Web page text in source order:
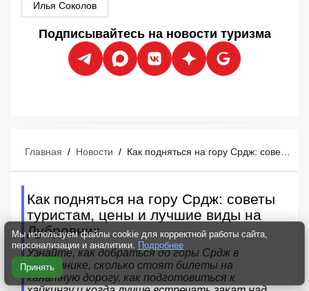
Илья Соколов
Подписывайтесь на новости туризма
Главная / Новости /
Как подняться на гору Срдж: советы
туристам, цены и лучшие виды на
Дубровник
Узнайте, как добраться до горы Срдж в
Дубровнике, сколько стоят билеты на
канатную дорогу, как подготовиться к
Мы используем файлы cookie для корректной работы сайта,
персонализации и аналитики. Подробнее
Принять